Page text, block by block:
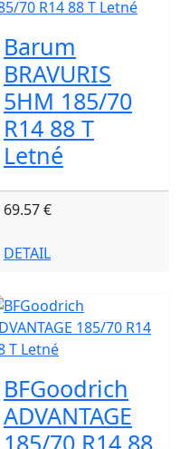
Barum
BRAVURIS
5HM 185/70
R14 88 T
Letné
69.57 €
DETAIL
BFGoodrich
ADVANTAGE
185/70 R14 88